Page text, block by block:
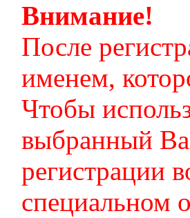
Внимание!
После
именем,
Чтобы
выбранный
регистрации
специальном